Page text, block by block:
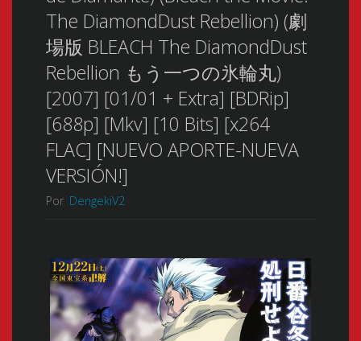
The DiamondDust Rebellion) (劇
場版 BLEACH The DiamondDust
Rebellion もう一つの氷輪丸)
[2007] [01/01 + Extra] [BDRip]
[688p] [Mkv] [10 Bits] [x264
FLAC] [NUEVO APORTE-NUEVA
VERSIÓN!]
Por DengekiV2